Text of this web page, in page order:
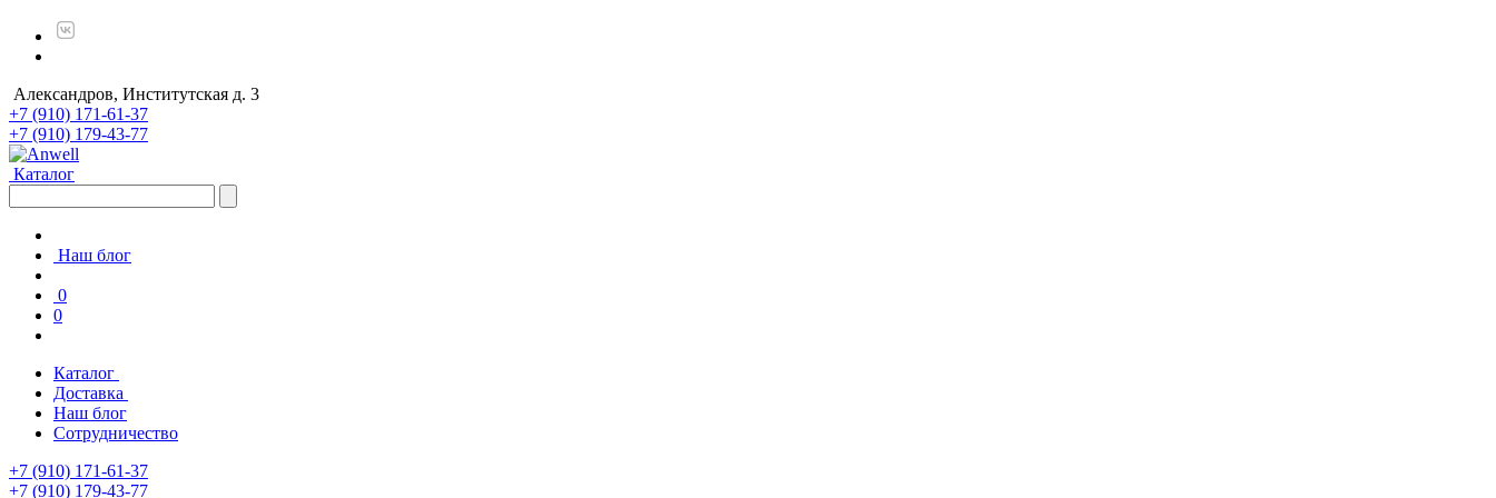
Александров, Институтская д. 3
+7 (910) 171-61-37
+7 (910) 179-43-77
Каталог
Наш блог
0
0
Каталог
Доставка
Наш блог
Сотрудничество
+7 (910) 171-61-37
+7 (910) 179-43-77